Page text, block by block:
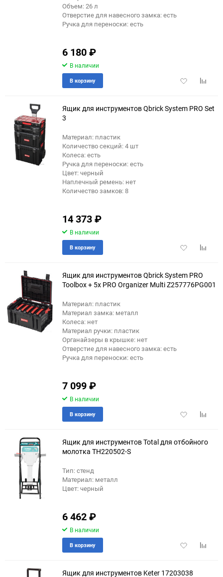
Объем: 26 л
Отверстие для навесного замка: есть
Ручка для переноски: есть
6 180₽
В наличии
Добавить
В корзину
Ящик для инструментов Qbrick System PRO Set
3
Материал: пластик
Количество секций: 4 шт
Колеса: есть
Ручка для переноски: есть
Цвет: черный
Наплечный ремень: нет
Количество замков: 8
14 373₽
В наличии
Добавить
В корзину
Ящик для инструментов Qbrick System PRO
Toolbox + 5x PRO Organizer Multi Z257776PG001
Материал: пластик
Материал замка: металл
Колеса: нет
Материал ручки: пластик
Органайзеры в крышке: нет
Отверстие для навесного замка: есть
Ручка для переноски: есть
7 099₽
В наличии
Добавить
В корзину
Ящик для инструментов Total для отбойного
молотка TH220502-S
Тип: стенд
Материал: металл
Цвет: черный
6 462₽
В наличии
Добавить
В корзину
Ящик для инструментов Keter 17203038